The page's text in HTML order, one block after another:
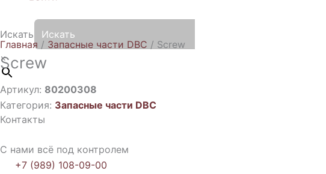
Искать
×
Главная / Запасные части DBC / Screw
Screw
Артикул: 80200308
Категория: Запасные части DBC
Контакты
С нами всё под контролем
+7 (989) 108-09-00